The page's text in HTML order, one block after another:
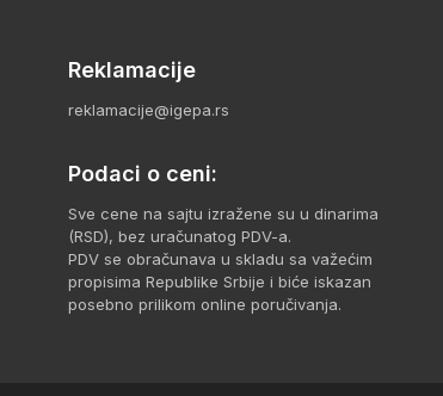
Reklamacije
reklamacije@igepa.rs
Podaci o ceni:
Sve cene na sajtu izražene su u dinarima
(RSD), bez uračunatog PDV-a.
PDV se obračunava u skladu sa važećim
propisima Republike Srbije i biće iskazan
posebno prilikom online poručivanja.